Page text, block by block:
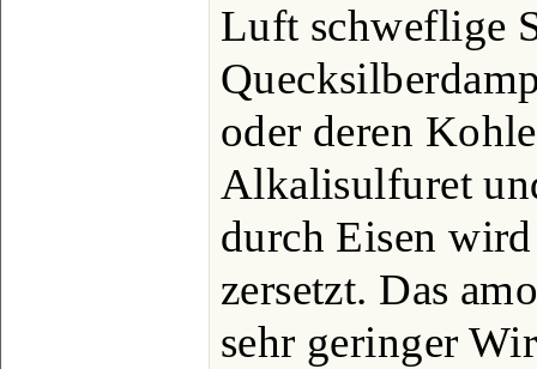
Luft schweflige
oder deren
Alkalisulfuret
durch Eisen
zersetzt. Das
sehr geringer